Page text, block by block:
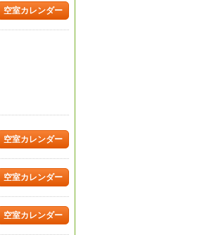
空室カレンダー
空室カレンダー
空室カレンダー
空室カレンダー